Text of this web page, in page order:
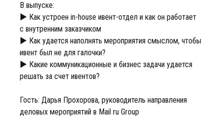
В выпуске:
► Как устроен in-house ивент-отдел и как он работает
с внутренним заказчиком
► Как удается наполнять мероприятия смыслом, чтобы
ивент был не для галочки?
► Какие коммуникационные и бизнес задачи удается
решать за счет ивентов?
Гость: Дарья Прохорова, руководитель направления
деловых мероприятий в Mail ru Group